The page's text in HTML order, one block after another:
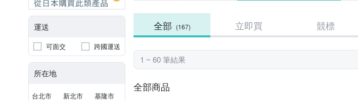
運送
可面交 跨國運送
所在地
台北市 新北市 基隆市
全部 (167) 立即買 競標
1 ~ 60 筆結果
全部商品